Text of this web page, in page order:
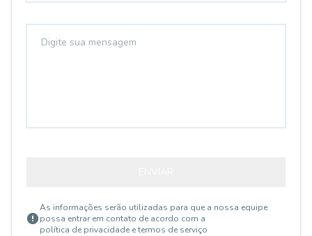
As informações serão utilizadas para que a nossa equipe
possa entrar em contato de acordo com a
política de privacidade e termos de serviço